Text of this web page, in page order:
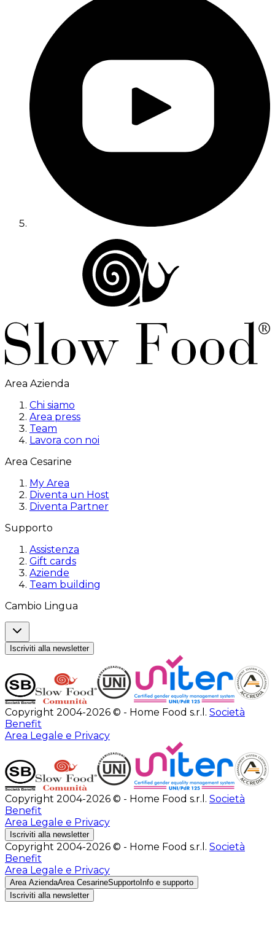
Area Azienda
Chi siamo
Area press
Team
Lavora con noi
Area Cesarine
My Area
Diventa un Host
Diventa Partner
Supporto
Assistenza
Gift cards
Aziende
Team building
Cambio Lingua
Iscriviti alla newsletter
Copyright 2004-2026 © - Home Food s.r.l. Società
Benefit
Area Legale e Privacy
Copyright 2004-2026 © - Home Food s.r.l. Società
Benefit
Area Legale e Privacy
Iscriviti alla newsletter
Copyright 2004-2026 © - Home Food s.r.l. Società
Benefit
Area Legale e Privacy
Area AziendaArea CesarineSupporto Info e supporto
Iscriviti alla newsletter